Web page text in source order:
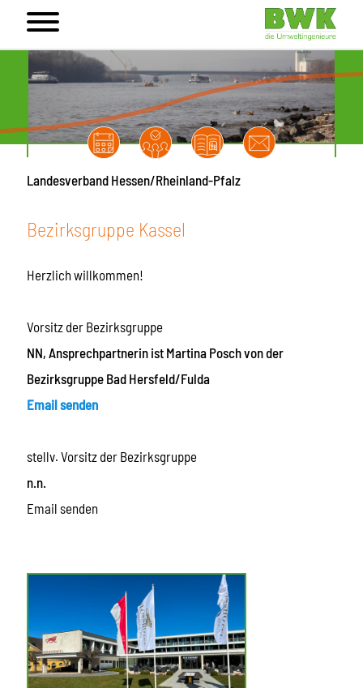
Landesverband Hessen/Rheinland-Pfalz
Bezirksgruppe Kassel
Herzlich willkommen!
Vorsitz der Bezirksgruppe
NN, Ansprechpartnerin ist Martina Posch von der
Bezirksgruppe Bad Hersfeld/Fulda
Email senden
stellv. Vorsitz der Bezirksgruppe
n.n.
Email senden